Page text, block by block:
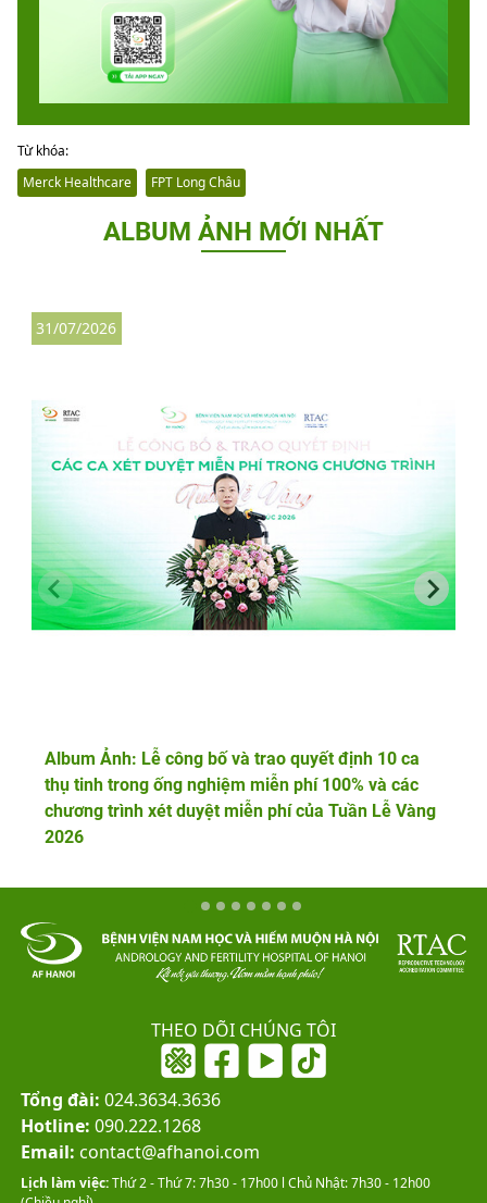
Từ khóa:
Merck Healthcare
FPT Long Châu
ALBUM ẢNH MỚI NHẤT
Album Ảnh: Lễ công bố và trao quyết định 10 ca
thụ tinh trong ống nghiệm miễn phí 100% và các
chương trình xét duyệt miễn phí của Tuần Lễ Vàng
2026
31/07/2026
THEO DÕI CHÚNG TÔI
Tổng đài: 024.3634.3636
Hotline: 090.222.1268
Email: contact@afhanoi.com
Lịch làm việc:Thứ 2 - Thứ 7: 7h30 - 17h00 l Chủ Nhật: 7h30 - 12h00